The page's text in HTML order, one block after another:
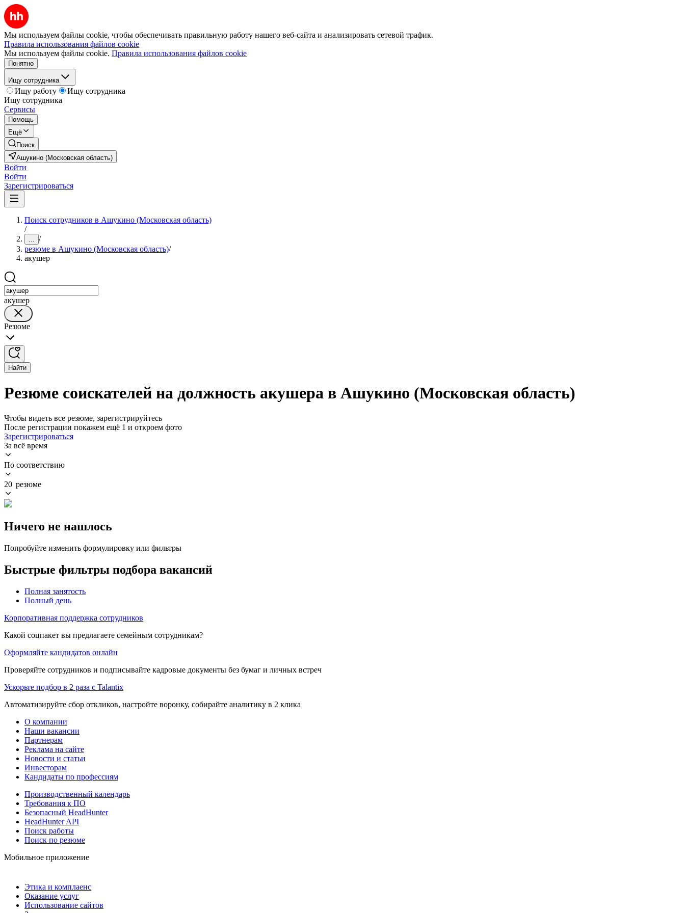
Мы используем файлы cookie, чтобы обеспечивать правильную работу нашего веб-сайта и анализировать сетевой трафик.
Правила использования файлов cookie
Мы используем файлы cookie. Правила использования файлов cookie
Понятно
Ищу сотрудника
Ищу работу
Ищу сотрудника
Ищу сотрудника
Сервисы
Помощь
Ещё
Поиск
Ашукино (Московская область)
Войти
Войти
Зарегистрироваться
Поиск сотрудников в Ашукино (Московская область)
/
... /
резюме в Ашукино (Московская область)/
акушер
акушер
Резюме
Найти
Резюме соискателей на должность акушера в Ашукино (Московская область)
Чтобы видеть все резюме, зарегистрируйтесь
После регистрации покажем ещё 1 и откроем фото
Зарегистрироваться
За всё время
По соответствию
20 резюме
Ничего не нашлось
Попробуйте изменить формулировку или фильтры
Быстрые фильтры подбора вакансий
Полная занятость
Полный день
Корпоративная поддержка сотрудников
Какой соцпакет вы предлагаете семейным сотрудникам?
Оформляйте кандидатов онлайн
Проверяйте сотрудников и подписывайте кадровые документы без бумаг и личных встреч
Ускорьте подбор в 2 раза с Talantix
Автоматизируйте сбор откликов, настройте воронку, собирайте аналитику в 2 клика
О компании
Наши вакансии
Партнерам
Реклама на сайте
Новости и статьи
Инвесторам
Кандидаты по профессиям
Производственный календарь
Требования к ПО
Безопасный HeadHunter
HeadHunter API
Поиск работы
Поиск по резюме
Мобильное приложение
Этика и комплаенс
Оказание услуг
Использование сайтов